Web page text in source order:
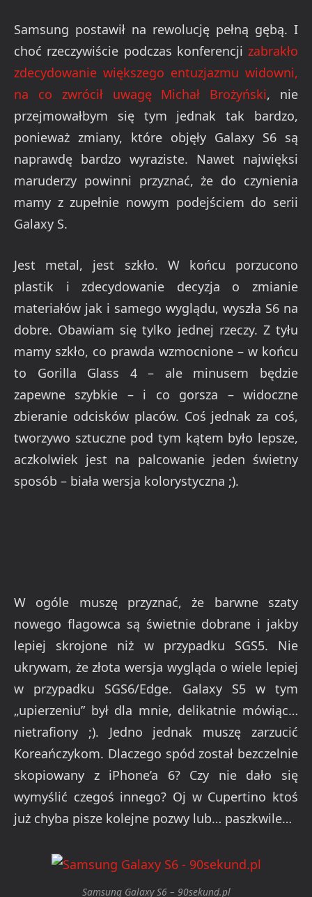
Samsung postawił na rewolucję pełną gębą. I
choć rzeczywiście podczas konferencji zabrakło
zdecydowanie większego entuzjazmu widowni,
na co zwrócił uwagę Michał Brożyński, nie
przejmowałbym się tym jednak tak bardzo,
ponieważ zmiany, które objęły Galaxy S6 są
naprawdę bardzo wyraziste. Nawet najwięksi
maruderzy powinni przyznać, że do czynienia
mamy z zupełnie nowym podejściem do serii
Galaxy S.
Jest metal, jest szkło. W końcu porzucono
plastik i zdecydowanie decyzja o zmianie
materiałów jak i samego wyglądu, wyszła S6 na
dobre. Obawiam się tylko jednej rzeczy. Z tyłu
mamy szkło, co prawda wzmocnione – w końcu
to Gorilla Glass 4 – ale minusem będzie
zapewne szybkie – i co gorsza – widoczne
zbieranie odcisków placów. Coś jednak za coś,
tworzywo sztuczne pod tym kątem było lepsze,
aczkolwiek jest na palcowanie jeden świetny
sposób – biała wersja kolorystyczna ;).
W ogóle muszę przyznać, że barwne szaty
nowego flagowca są świetnie dobrane i jakby
lepiej skrojone niż w przypadku SGS5. Nie
ukrywam, że złota wersja wygląda o wiele lepiej
w przypadku SGS6/Edge. Galaxy S5 w tym
„upierzeniu” był dla mnie, delikatnie mówiąc…
nietrafiony ;). Jedno jednak muszę zarzucić
Koreańczykom. Dlaczego spód został bezczelnie
skopiowany z iPhone’a 6? Czy nie dało się
wymyślić czegoś innego? Oj w Cupertino ktoś
już chyba pisze kolejne pozwy lub… paszkwile…
Samsung Galaxy S6 – 90sekund.pl